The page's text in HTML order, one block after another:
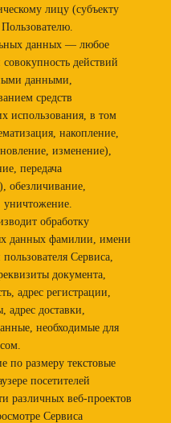
лицу (субъекту
данных — любое
действий
данными,
средств
использования, в том
накопление,
изменение),
передача
обезличивание,
уничтожение.
обработку
данных фамилии, имени
Сервиса,
документа,
адрес регистрации,
адрес доставки,
необходимые для
по размеру текстовые
посетителей
различных веб-проектов
Сервиса